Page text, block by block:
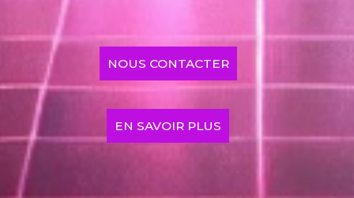
NOUS CONTACTER
EN SAVOIR PLUS